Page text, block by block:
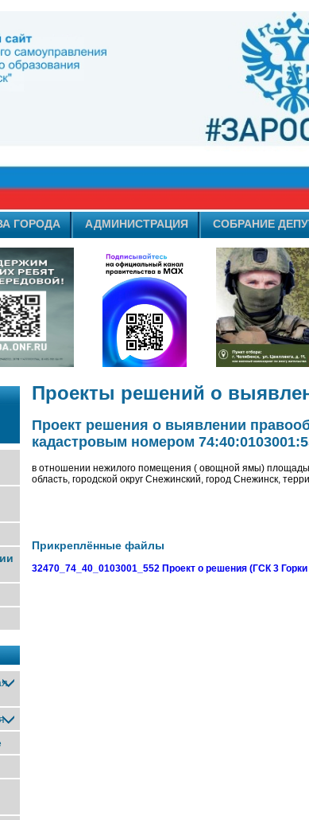
ГОРОДА АДМИНИСТРАЦИЯ СОБРАНИЕ
Проекты решений о
Проект решения о выявлении
кадастровым номером
в отношении нежилого помещения ( овощной ямы)
область, городской округ Снежинский, город Снежинск,
Прикреплённые файлы
32470_74_40_0103001_552 Проект о решения (ГСК 3